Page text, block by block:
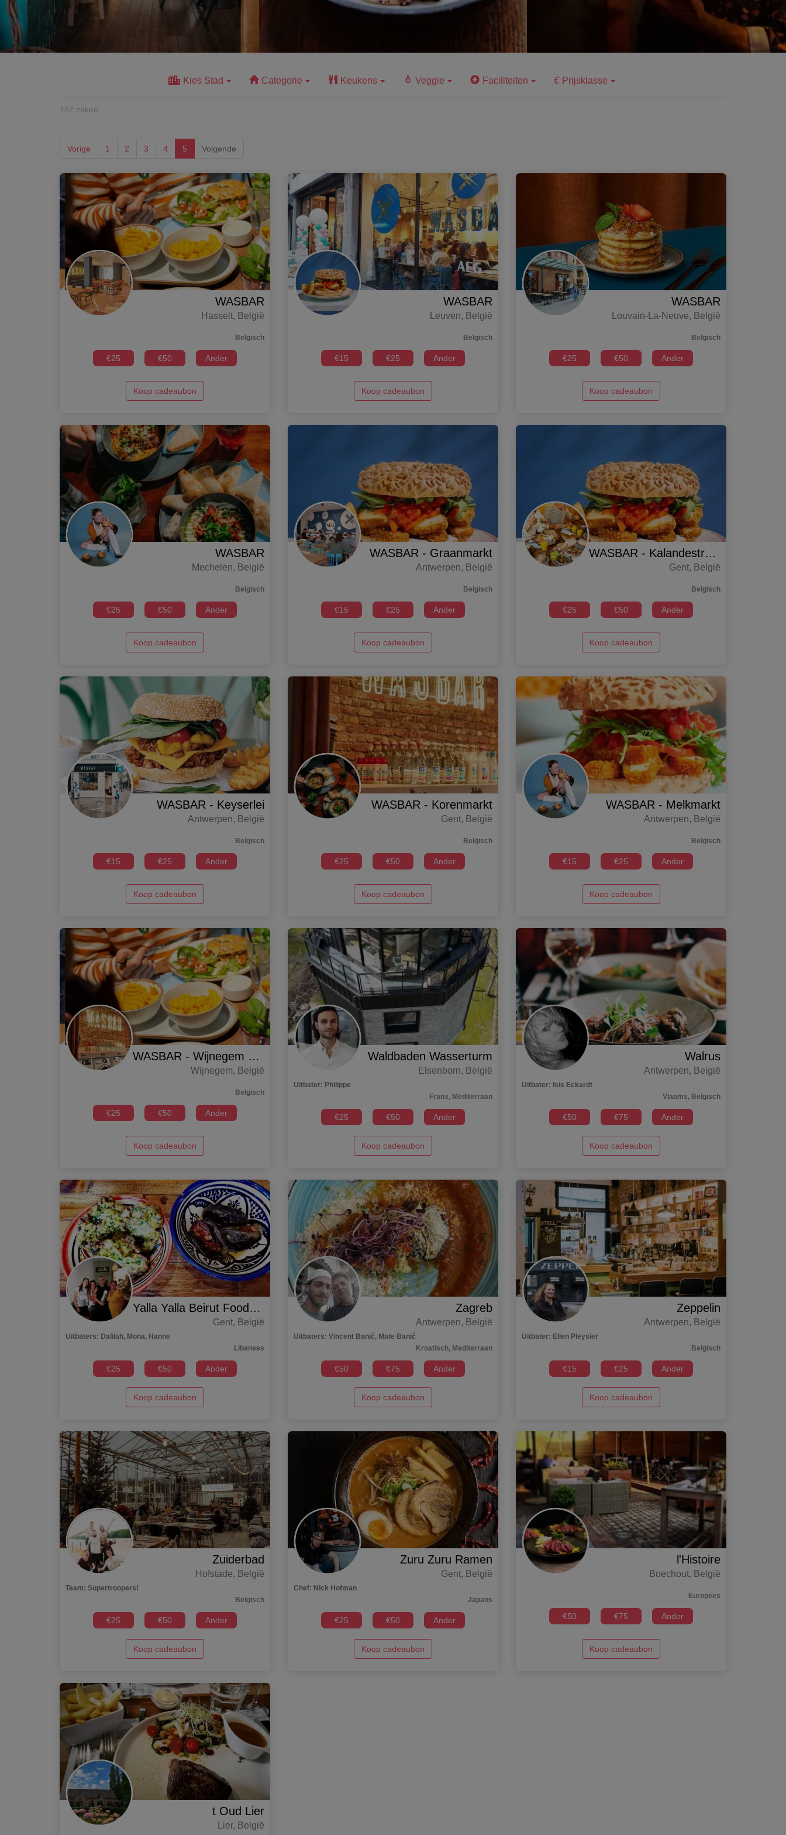
Kies Stad Categorie Keukens Veggie Faciliteiten Prijsklasse
187 zaken
Vorige 1 2 3 4 5 Volgende
WASBAR
Hasselt, België
Belgisch
€25 €50 Ander
Koop cadeaubon
WASBAR
Leuven, België
Belgisch
€15 €25 Ander
Koop cadeaubon
WASBAR
Louvain-La-Neuve, België
Belgisch
€25 €50 Ander
Koop cadeaubon
WASBAR
Mechelen, België
Belgisch
€25 €50 Ander
Koop cadeaubon
WASBAR - Graanmarkt
Antwerpen, België
Belgisch
€15 €25 Ander
Koop cadeaubon
WASBAR - Kalandestraat
Gent, België
Belgisch
€25 €50 Ander
Koop cadeaubon
WASBAR - Keyserlei
Antwerpen, België
Belgisch
€15 €25 Ander
Koop cadeaubon
WASBAR - Korenmarkt
Gent, België
Belgisch
€25 €50 Ander
Koop cadeaubon
WASBAR - Melkmarkt
Antwerpen, België
Belgisch
€15 €25 Ander
Koop cadeaubon
WASBAR - Wijnegem shopping center
Wijnegem, België
Belgisch
€25 €50 Ander
Koop cadeaubon
Waldbaden Wasserturm
Elsenborn, België
Uitbater: Philippe
Frans, Mediterraan
€25 €50 Ander
Koop cadeaubon
Walrus
Antwerpen, België
Uitbater: Isis Eckardt
Vlaams, Belgisch
€50 €75 Ander
Koop cadeaubon
Yalla Yalla Beirut Foodbar
Gent, België
Uitbaters: Dalilah, Mona, Hanne
Libanees
€25 €50 Ander
Koop cadeaubon
Zagreb
Antwerpen, België
Uitbaters: Vincent Banić, Mate Banić
Kroatisch, Mediterraan
€50 €75 Ander
Koop cadeaubon
Zeppelin
Antwerpen, België
Uitbater: Ellen Pleysier
Belgisch
€15 €25 Ander
Koop cadeaubon
Zuiderbad
Hofstade, België
Team: Supertroopers!
Belgisch
€25 €50 Ander
Koop cadeaubon
Zuru Zuru Ramen
Gent, België
Chef: Nick Hofman
Japans
€25 €50 Ander
Koop cadeaubon
l'Histoire
Boechout, België
Europees
€50 €75 Ander
Koop cadeaubon
t Oud Lier
Lier, België